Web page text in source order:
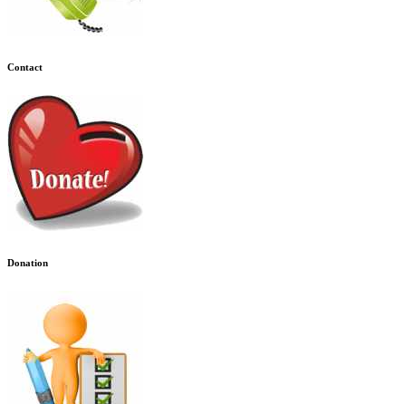
Contact
Donation